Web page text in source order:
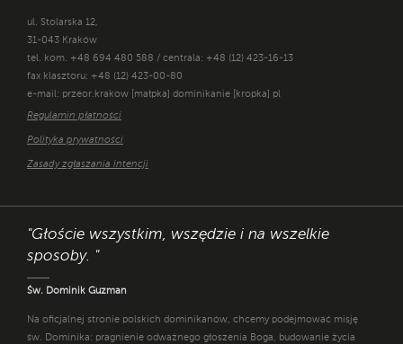
ul. Stolarska 12,
31-043 Kraków
tel. kom. +48 694 480 588 / centrala: +48 (12) 423-16-13
fax klasztoru: +48 (12) 423-00-80
e-mail: przeor.krakow [małpka] dominikanie [kropka] pl
Regulamin płatności
Polityka prywatności
Zasady zgłaszania intencji
"Głoście wszystkim, wszędzie i na wszelkie
sposoby. "
Św. Dominik Guzman
Na oficjalnej stronie polskich dominikanów, chcemy podejmować misję
św. Dominika: pragnienie odważnego głoszenia Boga, budowanie życia